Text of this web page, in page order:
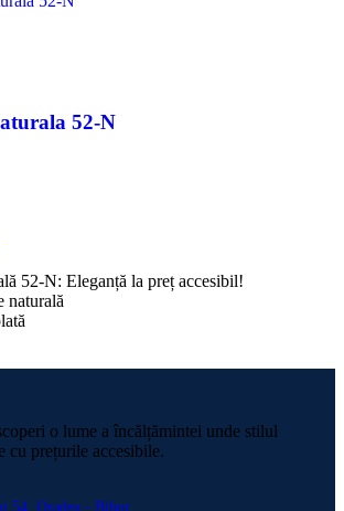
52-N
52-N: Eleganță la preț accesibil!
naturală
o lume a încălțămintei unde stilul
cu prețurile accesibile.
54, Oradea - Bihor